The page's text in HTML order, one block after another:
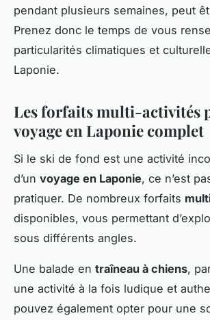
pendant plusieurs semaines, peut
Prenez donc le temps de vous
particularités climatiques et
Laponie.
Les forfaits multi-activités
voyage en Laponie complet
Si le ski de fond est une activité
d’un voyage en Laponie, ce n’est
pratiquer. De nombreux forfaits
disponibles, vous permettant
sous différents angles.
Une balade en traîneau à chiens,
une activité à la fois ludique et
pouvez également opter pour une